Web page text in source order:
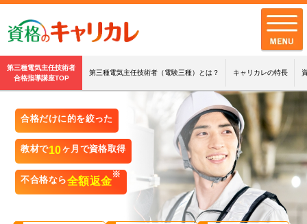
全講座一覧
キャリカレの品質
お客様の声
サポート・サービス
第三種電気主任技術者
合格指導講座TOP
第三種電気主任技術者（電験三種）とは？ キャリカレの特長
合格だけに的を絞った
教材で10ヶ月で資格取得
不合格なら全額返金
※